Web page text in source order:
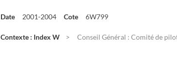
Date 2001-2004 Cote 6W799
Contexte : Index W Conseil Général : Comité de